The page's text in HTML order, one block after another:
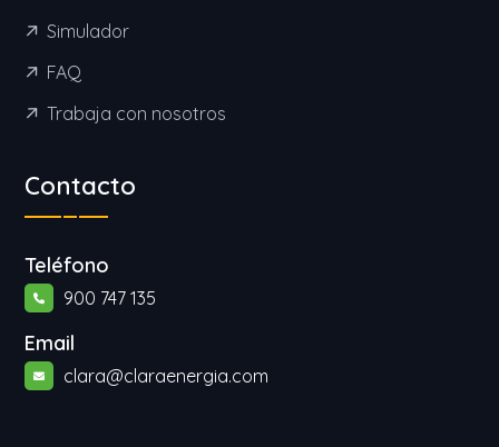
Simulador
FAQ
Trabaja con nosotros
Contacto
Teléfono
900 747 135
Email
clara@claraenergia.com